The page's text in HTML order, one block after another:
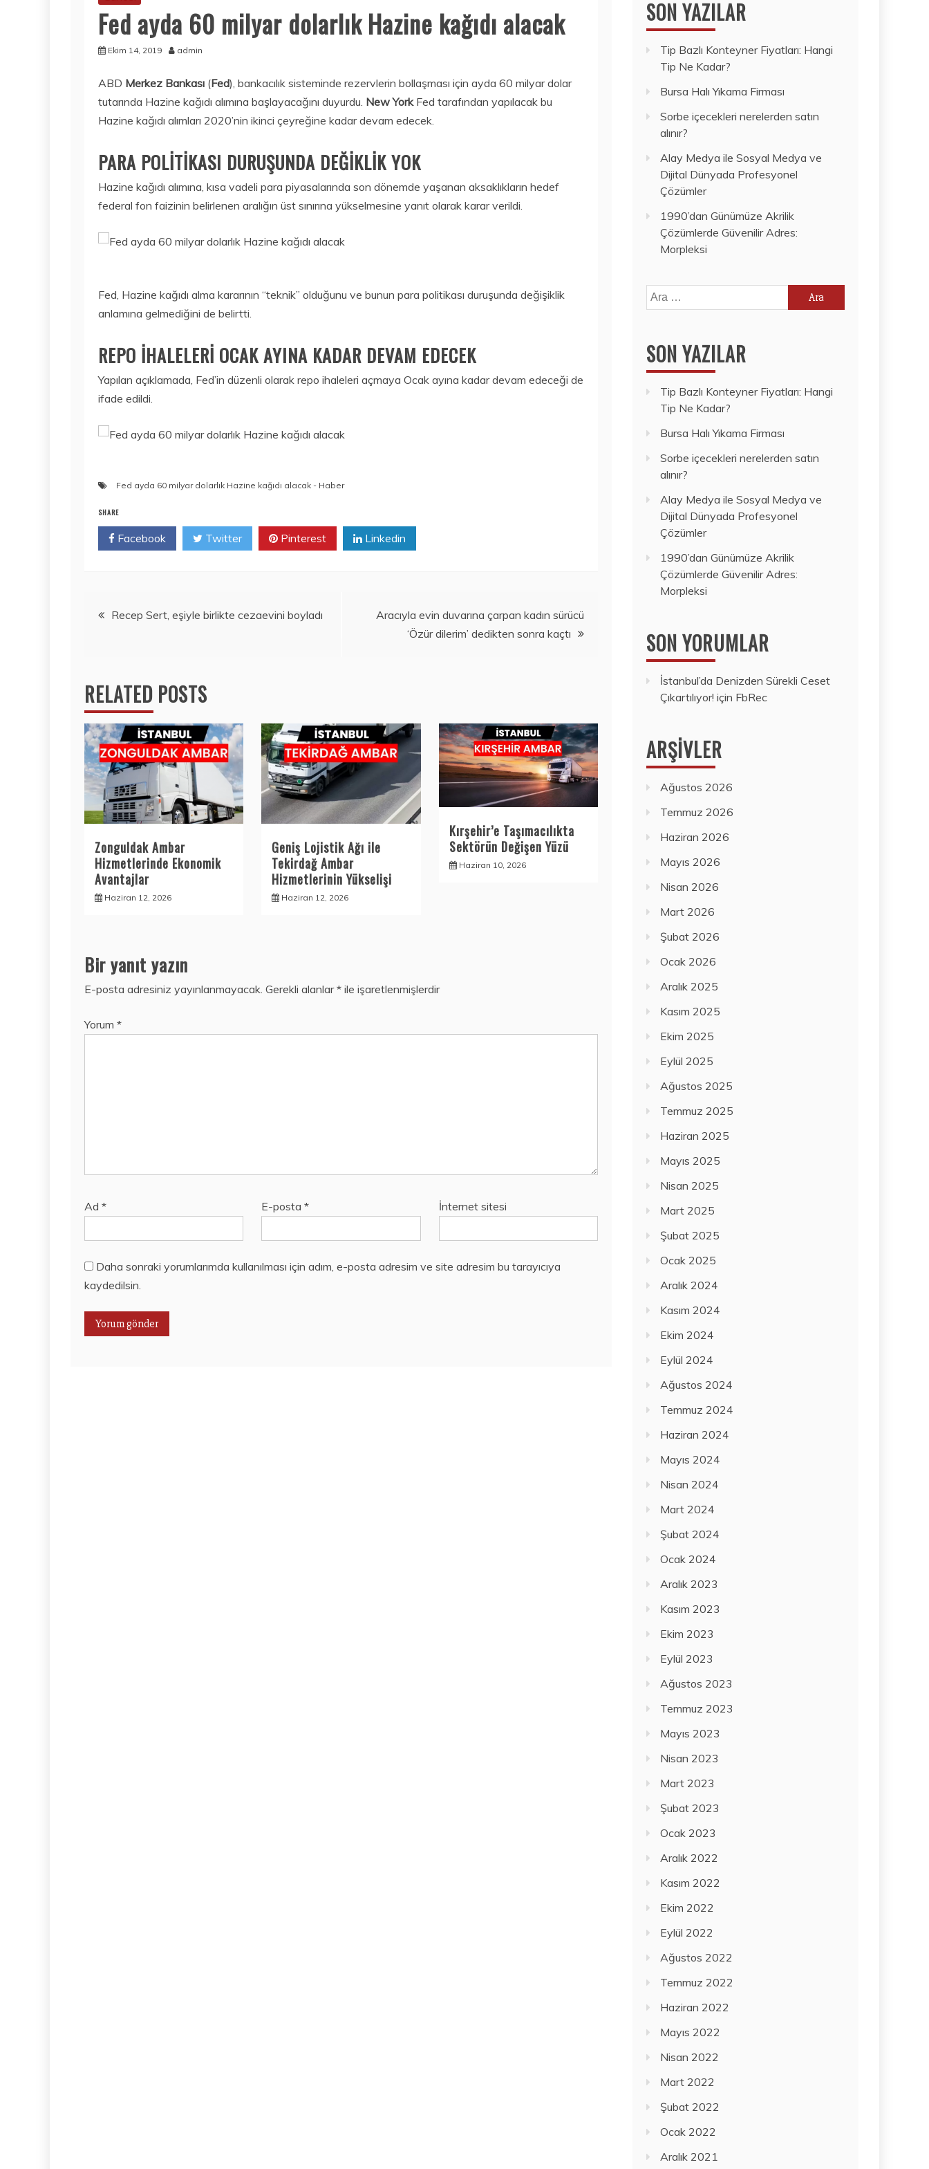
Fed ayda 60 milyar dolarlık Hazine kağıdı alacak
Ekim 14, 2019 admin
ABD Merkez Bankası (Fed), bankacılık sisteminde rezervlerin bollaşması için ayda 60 milyar dolar
tutarında Hazine kağıdı alımına başlayacağını duyurdu. New YorkFed tarafından yapılacak bu
Hazine kağıdı alımları 2020’nin ikinci çeyreğine kadar devam edecek.
PARA POLİTİKASI DURUŞUNDA DEĞİKLİK YOK
Hazine kağıdı alımına, kısa vadeli para piyasalarında son dönemde yaşanan aksaklıkların hedef
federal fon faizinin belirlenen aralığın üst sınırına yükselmesine yanıt olarak karar verildi.
Fed, Hazine kağıdı alma kararının “teknik” olduğunu ve bunun para politikası duruşunda değişiklik
anlamına gelmediğini de belirtti.
REPO İHALELERİ OCAK AYINA KADAR DEVAM EDECEK
Yapılan açıklamada, Fed’in düzenli olarak repo ihaleleri açmaya Ocak ayına kadar devam edeceği de
ifade edildi.
Fed ayda 60 milyar dolarlık Hazine kağıdı alacak - Haber
SHARE
Facebook Twitter Pinterest Linkedin
YazıRecep Sert, eşiyle birlikte cezaevini boyladı
Aracıyla evin duvarına çarpan kadın sürücü
‘Özür dilerim’ dedikten sonra kaçtı
RELATED POSTS
Zonguldak Ambar
Hizmetlerinde Ekonomik
Avantajlar
Haziran 12, 2026
Geniş Lojistik Ağı ile
Tekirdağ Ambar
Hizmetlerinin Yükselişi
Haziran 12, 2026
Kırşehir’e Taşımacılıkta
Sektörün Değişen Yüzü
Haziran 10, 2026
Bir yanıt yazın
E-posta adresiniz yayınlanmayacak. Gerekli alanlar* ile işaretlenmişlerdir
Yorum *
Ad * E-posta* İnternet sitesi
Daha sonraki yorumlarımda kullanılması için adım, e-posta adresim ve site adresim bu tarayıcıya
kaydedilsin.
SON YAZILAR
Tip Bazlı Konteyner Fiyatları: Hangi
Tip Ne Kadar?
Bursa Halı Yıkama Firması
Sorbe içecekleri nerelerden satın
alınır?
Alay Medya ile Sosyal Medya ve
Dijital Dünyada Profesyonel
Çözümler
1990’dan Günümüze Akrilik
Çözümlerde Güvenilir Adres:
Morpleksi
Arama:
SON YAZILAR
Tip Bazlı Konteyner Fiyatları: Hangi
Tip Ne Kadar?
Bursa Halı Yıkama Firması
Sorbe içecekleri nerelerden satın
alınır?
Alay Medya ile Sosyal Medya ve
Dijital Dünyada Profesyonel
Çözümler
1990’dan Günümüze Akrilik
Çözümlerde Güvenilir Adres:
Morpleksi
SON YORUMLAR
İstanbul’da Denizden Sürekli Ceset
Çıkartılıyor! için FbRec
ARŞIVLER
Ağustos 2026
Temmuz 2026
Haziran 2026
Mayıs 2026
Nisan 2026
Mart 2026
Şubat 2026
Ocak 2026
Aralık 2025
Kasım 2025
Ekim 2025
Eylül 2025
Ağustos 2025
Temmuz 2025
Haziran 2025
Mayıs 2025
Nisan 2025
Mart 2025
Şubat 2025
Ocak 2025
Aralık 2024
Kasım 2024
Ekim 2024
Eylül 2024
Ağustos 2024
Temmuz 2024
Haziran 2024
Mayıs 2024
Nisan 2024
Mart 2024
Şubat 2024
Ocak 2024
Aralık 2023
Kasım 2023
Ekim 2023
Eylül 2023
Ağustos 2023
Temmuz 2023
Mayıs 2023
Nisan 2023
Mart 2023
Şubat 2023
Ocak 2023
Aralık 2022
Kasım 2022
Ekim 2022
Eylül 2022
Ağustos 2022
Temmuz 2022
Haziran 2022
Mayıs 2022
Nisan 2022
Mart 2022
Şubat 2022
Ocak 2022
Aralık 2021